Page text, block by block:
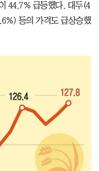
44.7% 급등했다. 대두(4
등의 가격도 급상승했